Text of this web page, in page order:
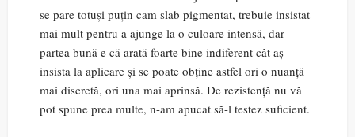
se pare totuși puțin cam slab pigmentat, trebuie insistat
mai mult pentru a ajunge la o culoare intensă, dar
partea bună e că arată foarte bine indiferent cât aș
insista la aplicare și se poate obține astfel ori o nuanță
mai discretă, ori una mai aprinsă. De rezistență nu vă
pot spune prea multe, n-am apucat să-l testez suficient.